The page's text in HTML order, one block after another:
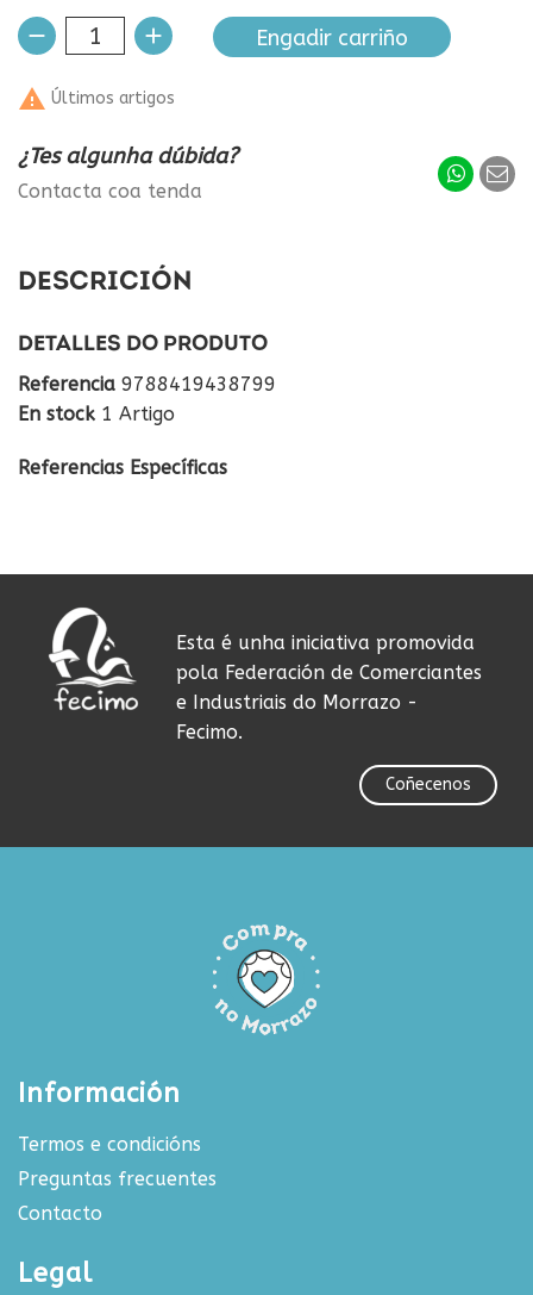
Engadir carriño
 Últimos artigos
¿Tes algunha dúbida?
Contacta coa tenda
DESCRICIÓN
DETALLES DO PRODUTO
Referencia 9788419438799
En stock 1 Artigo
Referencias Específicas
Esta é unha iniciativa promovida
pola Federación de Comerciantes
e Industriais do Morrazo -
Fecimo.
Coñecenos
Información
Termos e condicións
Preguntas frecuentes
Contacto
Legal